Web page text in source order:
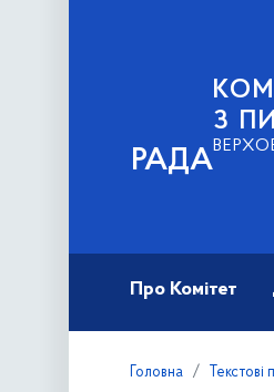
РАДА
З
Про Комітет
Головна Текстові